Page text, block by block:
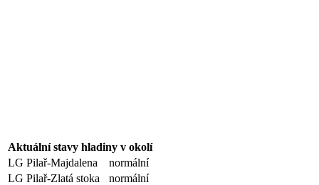
Aktuální stavy hladiny v okolí
LG Pilař-Majdalena
normální
LG Pilař-Zlatá stoka
normální